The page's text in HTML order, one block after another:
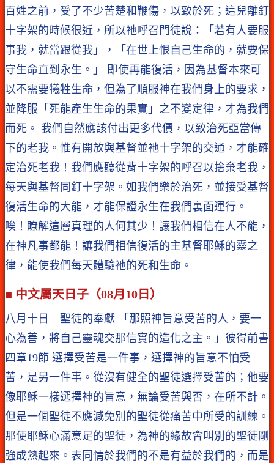
百姓之前，受了不少苦楚和鞭傷，以致於死；這兒離釘
十字架的時候很近，所以祂呼召門徒說：「若有人要服
事我，就當跟從我」，「在世上恨自己生命的，就要保
守生命直到永生。」 即使再能復活，因為基督本來可
以不需要犧牲生命，但為了順服神在我們身上的要求，
並降服「死能產生生命的果實」之不變定律，才為我們
而死。 我們自然應該付出更多代價，以致治死亞當傳
下的老我。惟有開放與基督並祂十字架的交通，才能確
定治死老我！我們應聽從背十字架的呼召以捨棄老我，
每天與基督同釘十字架。如我們樂於治死，並接受基督
復活生命的大能，才能保證永生在我們裏面運行。
唉！瞭解這層真理的人何其少！讓我們相信在人不能，
在神凡事都能！讓我們相信復活的主基督耶穌的靈之
律，能使我們每天體驗祂的死和生命。
■ 中文屬天日子（08月10日）
八月十日 聖徒的奉獻 「那照神旨意受苦的人，要一
心為善，將自己靈魂交那信實的造化之主。」彼得前書
四章19節 選擇受苦是一件事，選擇神的旨意不怕受
苦，是另一件事。從沒有健全的聖徒選擇受苦的；他要
像耶穌一樣選擇神的旨意，無論受苦與否，在所不計。
但是一個聖徒不應減免別的聖徒從痛苦中所受的訓練。
那使耶穌心滿意足的聖徒，為神的緣故會叫別的聖徒剛
強成熟起來。表同情於我們的不是有益於我們的，而是